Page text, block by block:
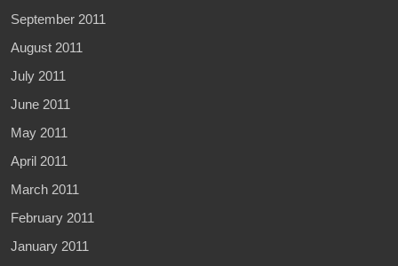
September 2011
August 2011
July 2011
June 2011
May 2011
April 2011
March 2011
February 2011
January 2011